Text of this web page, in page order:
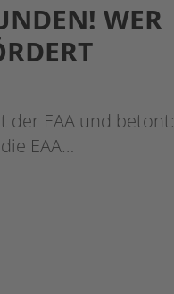
WER
der EAA und betont:
EAA…